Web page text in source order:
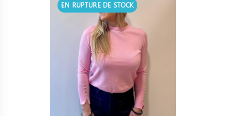
EN RUPTURE DE STOCK